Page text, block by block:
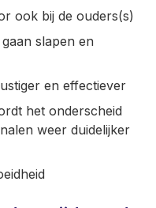
ook bij de ouders(s)
slapen en
en effectiever
het onderscheid
weer duidelijker